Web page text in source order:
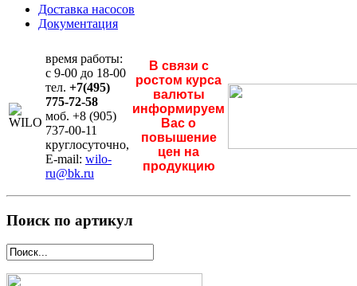
Доставка насосов
Документация
время работы:
с 9-00 до 18-00
тел. +7(495)
775-72-58
моб. +8 (905)
737-00-11
круглосуточно,
E-mail: wilo-
ru@bk.ru
В связи с
ростом курса
валюты
информируем
Вас о
повышение
цен на
продукцию
Поиск по артикул